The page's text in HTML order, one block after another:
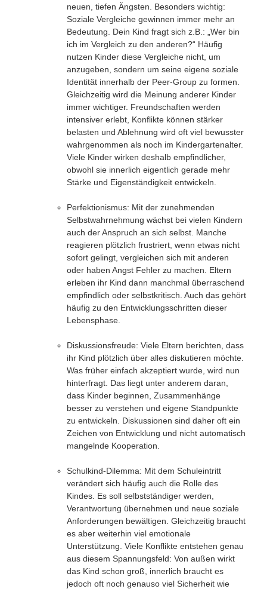
neuen, tiefen Ängsten. Besonders wichtig:
Soziale Vergleiche gewinnen immer mehr an
Bedeutung. Dein Kind fragt sich z.B.: „Wer bin
ich im Vergleich zu den anderen?“ Häufig
nutzen Kinder diese Vergleiche nicht, um
anzugeben, sondern um seine eigene soziale
Identität innerhalb der Peer-Group zu formen.
Gleichzeitig wird die Meinung anderer Kinder
immer wichtiger. Freundschaften werden
intensiver erlebt, Konflikte können stärker
belasten und Ablehnung wird oft viel bewusster
wahrgenommen als noch im Kindergartenalter.
Viele Kinder wirken deshalb empfindlicher,
obwohl sie innerlich eigentlich gerade mehr
Stärke und Eigenständigkeit entwickeln.
Perfektionismus: Mit der zunehmenden
Selbstwahrnehmung wächst bei vielen Kindern
auch der Anspruch an sich selbst. Manche
reagieren plötzlich frustriert, wenn etwas nicht
sofort gelingt, vergleichen sich mit anderen
oder haben Angst Fehler zu machen. Eltern
erleben ihr Kind dann manchmal überraschend
empfindlich oder selbstkritisch. Auch das gehört
häufig zu den Entwicklungsschritten dieser
Lebensphase.
Diskussionsfreude: Viele Eltern berichten, dass
ihr Kind plötzlich über allesdiskutieren möchte.
Was früher einfach akzeptiert wurde, wird nun
hinterfragt. Das liegt unter anderem daran,
dass Kinder beginnen, Zusammenhänge
besser zu verstehen und eigene Standpunkte
zu entwickeln. Diskussionen sind daher oft ein
Zeichen von Entwicklung und nicht automatisch
mangelnde Kooperation.
Schulkind-Dilemma: Mit dem Schuleintritt
verändert sich häufig auch die Rolle des
Kindes. Es soll selbstständiger werden,
Verantwortung übernehmen und neue soziale
Anforderungen bewältigen. Gleichzeitig braucht
es aber weiterhin viel emotionale
Unterstützung. Viele Konflikte entstehen genau
aus diesem Spannungsfeld: Von außen wirkt
das Kind schon groß, innerlich braucht es
jedoch oft noch genauso viel Sicherheit wie